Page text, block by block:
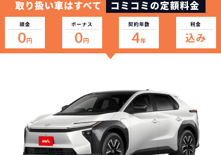
頭金
0円
ボーナス
0円
契約年数
4年
税金
込み